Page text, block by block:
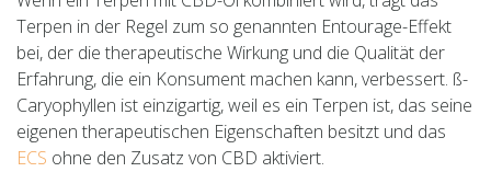
Terpen in der Regel zum so genannten Entourage-Effekt
bei, der die therapeutische Wirkung und die Qualität der
Erfahrung, die ein Konsument machen kann, verbessert. ß-
Caryophyllen ist einzigartig, weil es ein Terpen ist, das seine
eigenen therapeutischen Eigenschaften besitzt und das
ECS ohne den Zusatz von CBD aktiviert.